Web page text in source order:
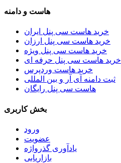
هاست و دامنه
خرید هاست سی پنل ایران
خرید هاست سی پنل ارزان
خرید هاست سی پنل ویژه
خرید هاست سی پنل حرفه ای
خرید هاست وردپرس
ثبت دامنه آی آر و بین المللی
هاست سی پنل رایگان
بخش کاربری
ورود
عضویت
یادآوری گذرواژه
بازاریابی